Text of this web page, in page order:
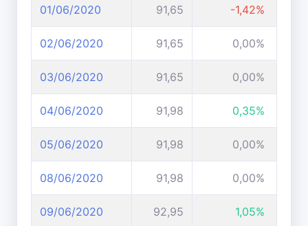
01/06/2020 91,65 -1,42%
02/06/2020 91,65 0,00%
03/06/2020 91,65 0,00%
04/06/2020 91,98 0,35%
05/06/2020 91,98 0,00%
08/06/2020 91,98 0,00%
09/06/2020 92,95 1,05%